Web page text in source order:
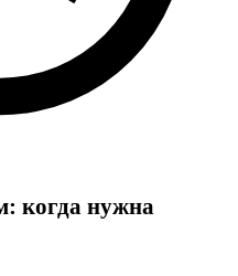
когда нужна